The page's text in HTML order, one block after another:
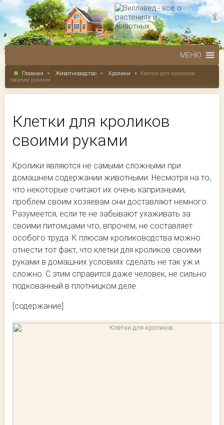
МЕНЮ
Главная > Животноводство > Кролики >
Клетки для кроликов
своими руками
Клетки для кроликов
своими руками
Кролики являются не самыми сложными при
домашнем содержании животными. Несмотря на то,
что некоторые считают их очень капризными,
проблем своим хозяевам они доставляют немного.
Разумеется, если те не забывают ухаживать за
своими питомцами что, впрочем, не составляет
особого труда. К плюсам кролиководства можно
отнести тот факт, что клетки для кроликов своими
руками в домашних условиях сделать не так уж и
сложно. С этим справится даже человек, не сильно
подкованный в плотницком деле.
[содержание]